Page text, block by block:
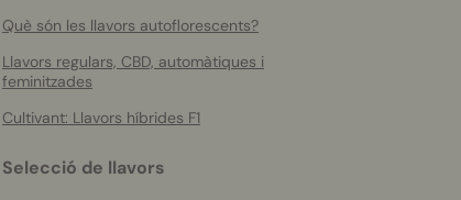
Què són les llavors autoflorescents?
Llavors regulars, CBD, automàtiques i
feminitzades
Cultivant: Llavors híbrides F1
Selecció de llavors